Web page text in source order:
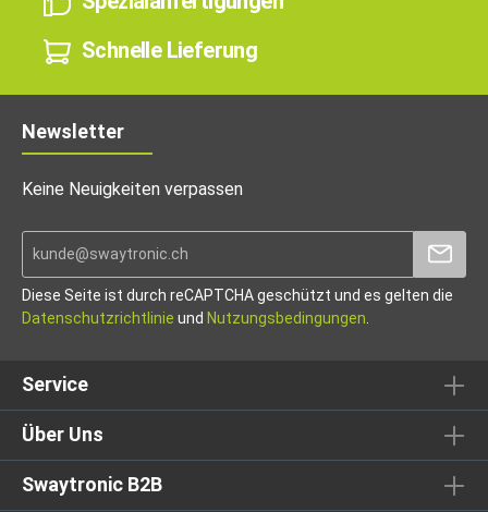
Schnelle Lieferung
Newsletter
Keine Neuigkeiten verpassen
Diese Seite ist durch reCAPTCHA geschützt und es gelten die
Datenschutzrichtlinie und Nutzungsbedingungen
Service
Über Uns
Swaytronic B2B